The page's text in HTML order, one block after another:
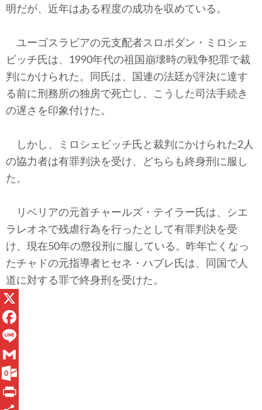
明だが、近年はある程度の成功を収めている。
ユーゴスラビアの元支配者スロボダン・ミロシェ
ビッチ氏は、1990年代の祖国崩壊時の戦争犯罪で裁
判にかけられた。同氏は、国連の法廷が評決に達す
る前に刑務所の独房で死亡し、こうした司法手続き
の遅さを印象付けた。
しかし、ミロシェビッチ氏と裁判にかけられた2人
の協力者は有罪判決を受け、どちらも終身刑に服し
た。
リベリアの元首チャールズ・テイラー氏は、シエ
ラレオネで残虐行為を行ったとして有罪判決を受
け、現在50年の懲役刑に服している。昨年亡くなっ
たチャドの元指導者ヒセネ・ハブレ氏は、同国で人
道に対する罪で終身刑を受けた。
X
F
a
c
e
L
n
G
m
O